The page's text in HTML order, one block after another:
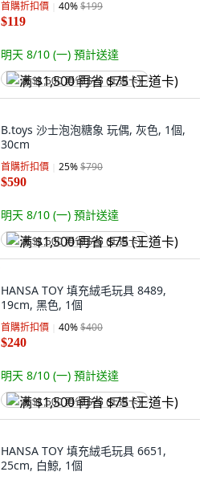
首購折扣價 40%$199
$119
明天 8/10 (一) 預計送達
满 $1,500 再省 $75 (王道卡)
B.toys 沙士泡泡糖象 玩偶, 灰色, 1個,
30cm
首購折扣價 25%$790
$590
明天 8/10 (一) 預計送達
满 $1,500 再省 $75 (王道卡)
HANSA TOY 填充絨毛玩具 8489,
19cm, 黑色, 1個
首購折扣價 40%$400
$240
明天 8/10 (一) 預計送達
满 $1,500 再省 $75 (王道卡)
HANSA TOY 填充絨毛玩具 6651,
25cm, 白鯨, 1個